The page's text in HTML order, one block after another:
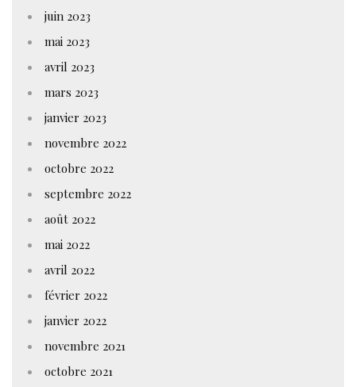
juin 2023
mai 2023
avril 2023
mars 2023
janvier 2023
novembre 2022
octobre 2022
septembre 2022
août 2022
mai 2022
avril 2022
février 2022
janvier 2022
novembre 2021
octobre 2021